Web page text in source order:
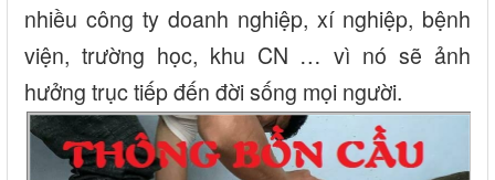
nhiều công ty doanh nghiệp, xí nghiệp, bệnh
viện, trường học, khu CN … vì nó sẽ ảnh
hưởng trục tiếp đến đời sống mọi người.